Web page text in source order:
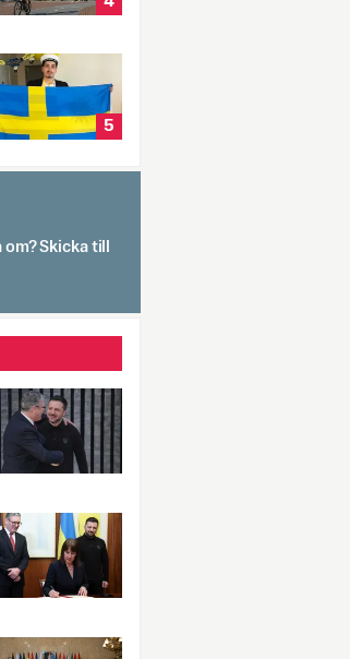
5
Skicka till